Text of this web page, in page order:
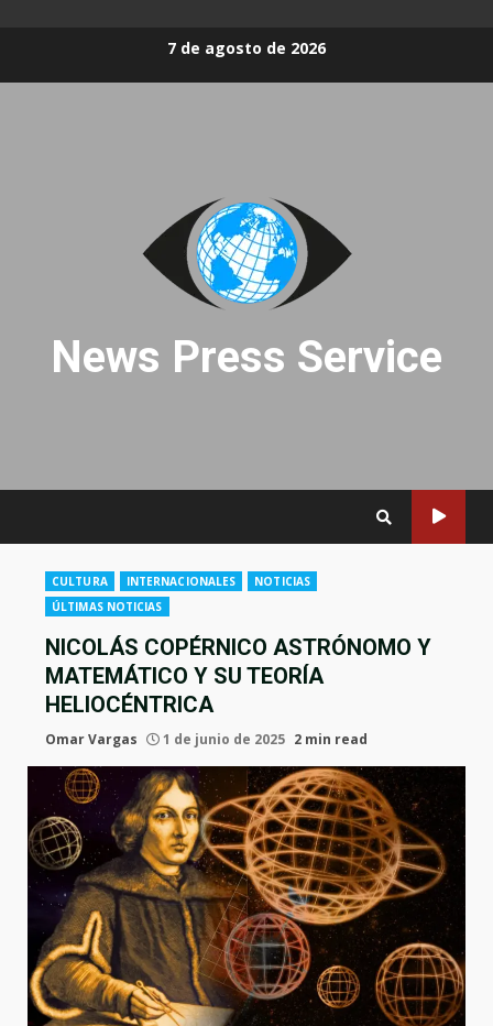
7 de agosto de 2026
News Press Service
CULTURA INTERNACIONALES
NOTICIAS
ÚLTIMAS NOTICIAS
NICOLÁS COPÉRNICO ASTRÓNOMO Y
MATEMÁTICO Y SU TEORÍA
HELIOCÉNTRICA
Omar Vargas 1 de junio de 2025 2 min read